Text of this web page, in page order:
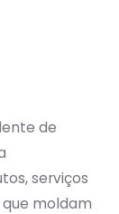
de
serviços
moldam